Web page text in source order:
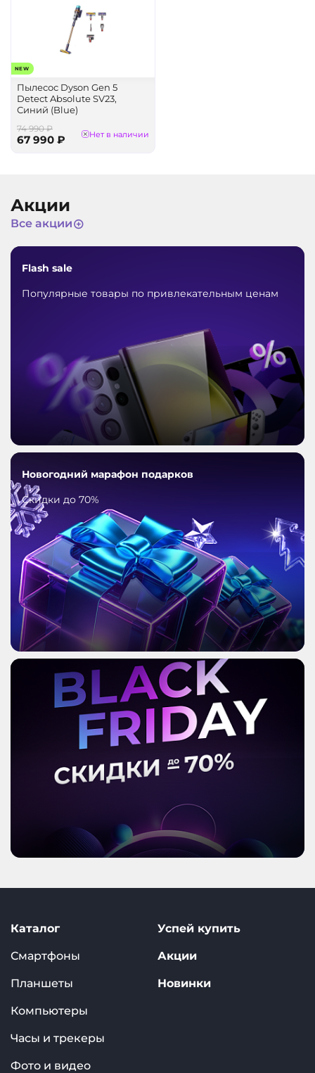
NEW
Пылесос Dyson Gen 5
Detect Absolute SV23,
Синий (Blue)
74 990 ₽
67 990 ₽ Нет в наличии
Акции
Все акции
Flash sale
Популярные товары по привлекательным ценам
Новогодний марафон подарков
Скидки до 70%
Каталог
Смартфоны
Планшеты
Компьютеры
Часы и трекеры
Фото и видео
Успей купить
Акции
Новинки